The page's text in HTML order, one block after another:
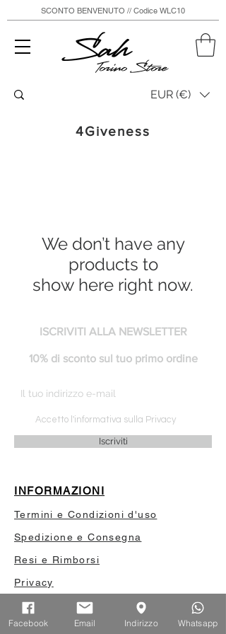
Sah
Torino Store
SCONTO BENVENUTO // Codice WLC10
EUR (€)
4Giveness
We don’t have any
products to
show here right now.
ISCRIVITI ALLA NEWSLETTER
10% di sconto sul tuo primo ordine
Accetto l'informativa sulla Privacy
Iscriviti
INFORMAZIONI
Termini e Condizioni d'uso
Spedizione e Consegna
Resi e Rimborsi
Privacy
Il mio account
Privilege card
Facebook Email Indirizzo Whatsapp